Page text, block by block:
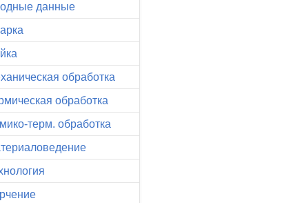
данные
обработка
обработка
терм. обработка